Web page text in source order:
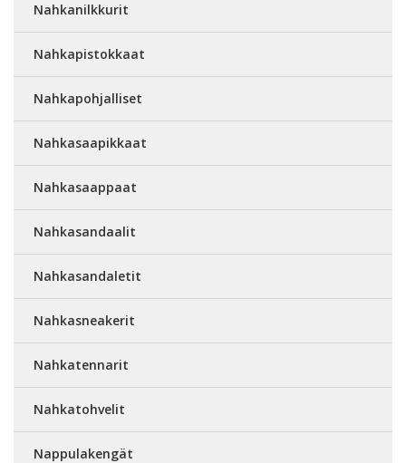
Nahkanilkkurit
Nahkapistokkaat
Nahkapohjalliset
Nahkasaapikkaat
Nahkasaappaat
Nahkasandaalit
Nahkasandaletit
Nahkasneakerit
Nahkatennarit
Nahkatohvelit
Nappulakengät